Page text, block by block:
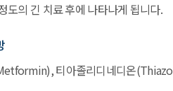
도의 긴 치료 후에 나타나게 됩니다.
티아졸리디네디온